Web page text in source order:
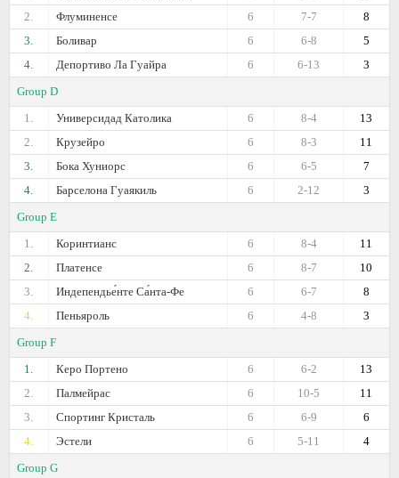
2.
Флуминенсе 8
7-7
6
3.
Боливар 5
6-8
6
4.
Депортиво Ла Гуайра 3
6-13
6
Group D
1.
Универсидад Католика 13
8-4
6
2.
Крузейро 11
8-3
6
3.
Бока Хуниорс 7
6-5
6
4.
Барселона Гуаякиль 3
2-12
6
Group E
1.
Коринтианс 11
8-4
6
2.
Платенсе 10
8-7
6
3.
Индепендье́нте Са́нта-Фе 8
6-7
6
4.
Пеньяроль 3
4-8
6
Group F
1.
Керо Портено 13
6-2
6
2.
Палмейрас 11
10-5
6
3.
Спортинг Кристаль 6
6-9
6
4.
Эстели 4
5-11
6
Group G